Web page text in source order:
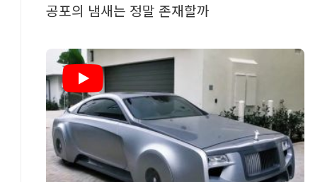
공포의 냄새는 정말 존재할까